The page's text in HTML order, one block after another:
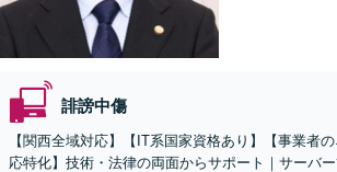
誹謗中傷
【関西全域対応】【IT系国家資格あり】【事業者
応特化】技術・法律の両面からサポート｜サーバ